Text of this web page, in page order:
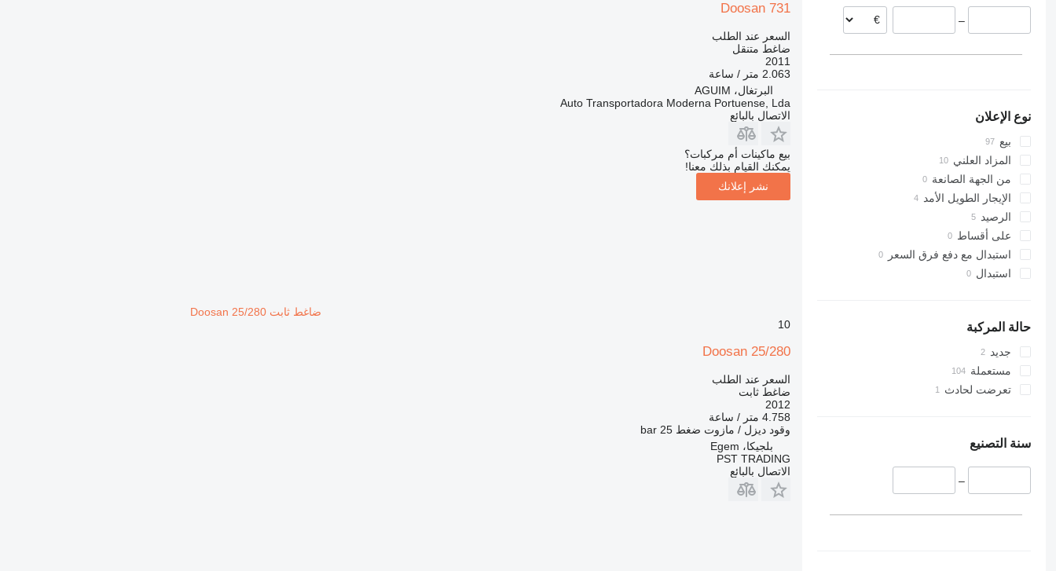
هولندا
رومانيا
–
نوع الإعلان
بيع
المزاد العلني
من الجهة الصانعة
الإيجار الطويل الأمد
الرصيد
على أقساط
استبدال مع دفع فرق السعر
استبدال
حالة المركبة
جديد
مستعملة
تعرضت لحادث
سنة التصنيع
–
Doosan 731
السعر عند الطلب
ضاغط متنقل
2011
2.063 متر / ساعة
البرتغال، AGUIM
Auto Transportadora Moderna Portuense, Lda
الاتصال بالبائع
بيع ماكينات أم مركبات؟
يمكنك القيام بذلك معنا!
نشر إعلانك
ضاغط ثابت Doosan 25/280
10
Doosan 25/280
السعر عند الطلب
ضاغط ثابت
2012
4.758 متر / ساعة
وقود ديزل / مازوت ضغط 25 bar
بلجيكا، Egem
PST TRADING
الاتصال بالبائع